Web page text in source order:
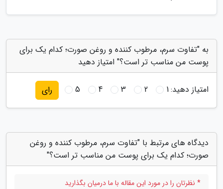
به "تفاوت سرم، مرطوب کننده و روغن صورت؛ کدام یک برای
پوست من مناسب تر است؟" امتیاز دهید
امتیاز دهید:1
2
3
4
5 رای
دیدگاه های مرتبط با "تفاوت سرم، مرطوب کننده و روغن
صورت؛ کدام یک برای پوست من مناسب تر است؟"
* نظرتان را در مورد این مقاله با ما درمیان بگذارید